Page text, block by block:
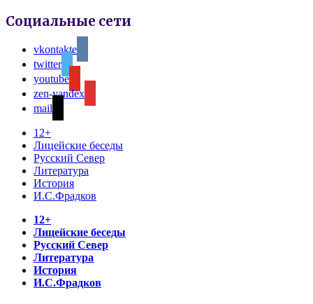
Социальные сети
vkontakte
twitter
youtube
zen-yandex
mail
12+
Лицейские беседы
Русский Север
Литература
История
И.С.Фрадков
12+
Лицейские беседы
Русский Север
Литература
История
И.С.Фрадков